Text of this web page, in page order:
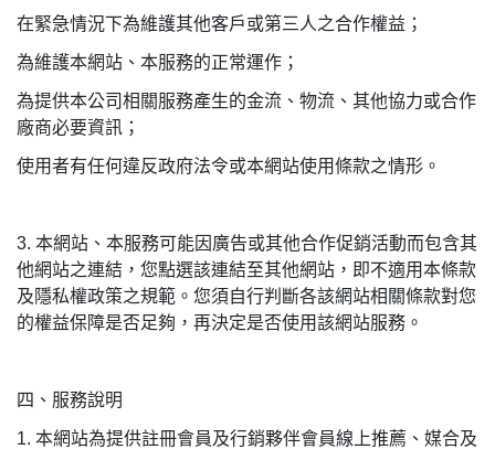
在緊急情況下為維護其他客戶或第三人之合作權益；
為維護本網站、本服務的正常運作；
為提供本公司相關服務產生的金流、物流、其他協力或合作
廠商必要資訊；
使用者有任何違反政府法令或本網站使用條款之情形。
3. 本網站、本服務可能因廣告或其他合作促銷活動而包含其
他網站之連結，您點選該連結至其他網站，即不適用本條款
及隱私權政策之規範。您須自行判斷各該網站相關條款對您
的權益保障是否足夠，再決定是否使用該網站服務。
四、服務說明
1. 本網站為提供註冊會員及行銷夥伴會員線上推薦、媒合及